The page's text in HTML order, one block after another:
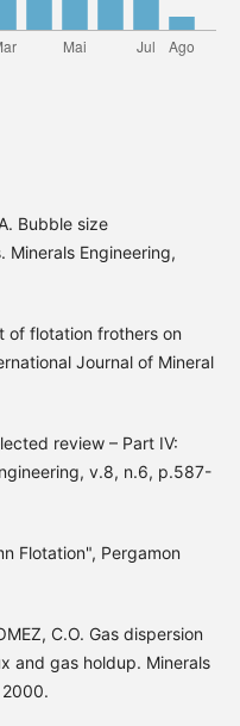
Bubble size
Minerals Engineering,
of flotation frothers on
Journal of Mineral
review – Part IV:
v.8, n.6, p.587-
Flotation", Pergamon
C.O. Gas dispersion
and gas holdup. Minerals